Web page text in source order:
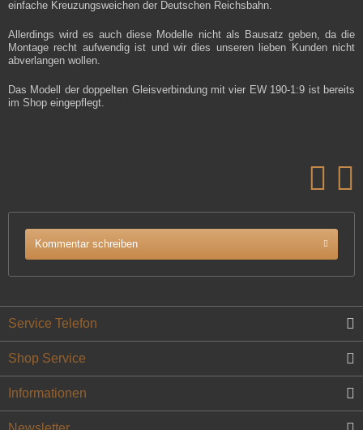
einfache Kreuzungsweichen der Deutschen Reichsbahn.
Allerdings wird es auch diese Modelle nicht als Bausatz geben, da die
Montage recht aufwendig ist und wir dies unseren lieben Kunden nicht
abverlangen wollen.
Das Modell der doppelten Gleisverbindung mit vier EW 190-1:9 ist bereits
im Shop eingepflegt.
Kommentar schreiben
Service Telefon
Shop Service
Informationen